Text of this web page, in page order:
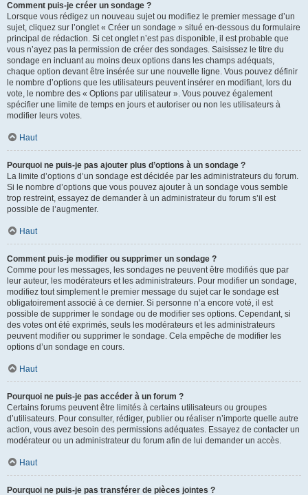
Comment puis-je créer un sondage ?
Lorsque vous rédigez un nouveau sujet ou modifiez le premier message d’un
sujet, cliquez sur l’onglet « Créer un sondage » situé en-dessous du formulaire
principal de rédaction. Si cet onglet n’est pas disponible, il est probable que
vous n’ayez pas la permission de créer des sondages. Saisissez le titre du
sondage en incluant au moins deux options dans les champs adéquats,
chaque option devant être insérée sur une nouvelle ligne. Vous pouvez définir
le nombre d’options que les utilisateurs peuvent insérer en modifiant, lors du
vote, le nombre des « Options par utilisateur ». Vous pouvez également
spécifier une limite de temps en jours et autoriser ou non les utilisateurs à
modifier leurs votes.
Haut
Pourquoi ne puis-je pas ajouter plus d’options à un sondage ?
La limite d’options d’un sondage est décidée par les administrateurs du forum.
Si le nombre d’options que vous pouvez ajouter à un sondage vous semble
trop restreint, essayez de demander à un administrateur du forum s’il est
possible de l’augmenter.
Haut
Comment puis-je modifier ou supprimer un sondage ?
Comme pour les messages, les sondages ne peuvent être modifiés que par
leur auteur, les modérateurs et les administrateurs. Pour modifier un sondage,
modifiez tout simplement le premier message du sujet car le sondage est
obligatoirement associé à ce dernier. Si personne n’a encore voté, il est
possible de supprimer le sondage ou de modifier ses options. Cependant, si
des votes ont été exprimés, seuls les modérateurs et les administrateurs
peuvent modifier ou supprimer le sondage. Cela empêche de modifier les
options d’un sondage en cours.
Haut
Pourquoi ne puis-je pas accéder à un forum ?
Certains forums peuvent être limités à certains utilisateurs ou groupes
d’utilisateurs. Pour consulter, rédiger, publier ou réaliser n’importe quelle autre
action, vous avez besoin des permissions adéquates. Essayez de contacter un
modérateur ou un administrateur du forum afin de lui demander un accès.
Haut
Pourquoi ne puis-je pas transférer de pièces jointes ?